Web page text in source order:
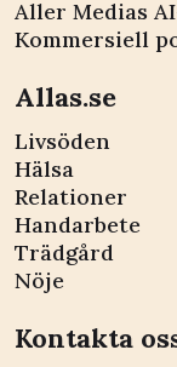
Aller Medias
Kommersiell
Allas.se
Livsöden
Hälsa
Relationer
Handarbete
Trädgård
Nöje
Kontakta